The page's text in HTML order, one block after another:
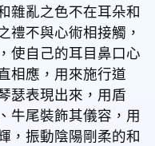
雜亂之色不在耳朵和
禮不與心術相接觸，
使自己的耳目鼻口心
相應，用來施行道
瑟表現出來，用盾
牛尾裝飾其儀容，用
，振動陰陽剛柔的和